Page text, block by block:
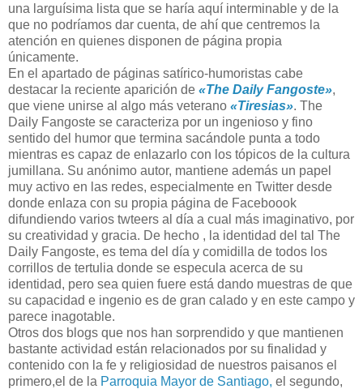
una larguísima lista que se haría aquí interminable y de la
que no podríamos dar cuenta, de ahí que centremos la
atención en quienes disponen de página propia
únicamente.
En el apartado de páginas satírico-humoristas cabe
destacar la reciente aparición de «The Daily Fangoste»,
que viene unirse al algo más veterano «Tiresias». The
Daily Fangoste se caracteriza por un ingenioso y fino
sentido del humor que termina sacándole punta a todo
mientras es capaz de enlazarlo con los tópicos de la cultura
jumillana. Su anónimo autor, mantiene además un papel
muy activo en las redes, especialmente en Twitter desde
donde enlaza con su propia página de Faceboook
difundiendo varios twteers al día a cual más imaginativo, por
su creatividad y gracia. De hecho , la identidad del tal The
Daily Fangoste, es tema del día y comidilla de todos los
corrillos de tertulia donde se especula acerca de su
identidad, pero sea quien fuere está dando muestras de que
su capacidad e ingenio es de gran calado y en este campo y
parece inagotable.
Otros dos blogs que nos han sorprendido y que mantienen
bastante actividad están relacionados por su finalidad y
contenido con la fe y religiosidad de nuestros paisanos el
primero,el de la Parroquia Mayor de Santiago, el segundo,